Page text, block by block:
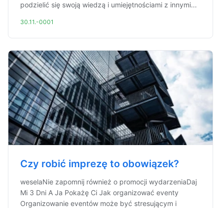
podzielić się swoją wiedzą i umiejętnościami z innymi...
30.11.-0001
Czy robić imprezę to obowiązek?
weselaNie zapomnij również o promocji wydarzeniaDaj
Mi 3 Dni A Ja Pokażę Ci Jak organizować eventy
Organizowanie eventów może być stresującym i